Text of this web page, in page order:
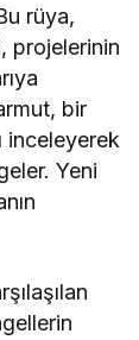
rüya,
projelerinin
bir
inceleyerek
Yeni